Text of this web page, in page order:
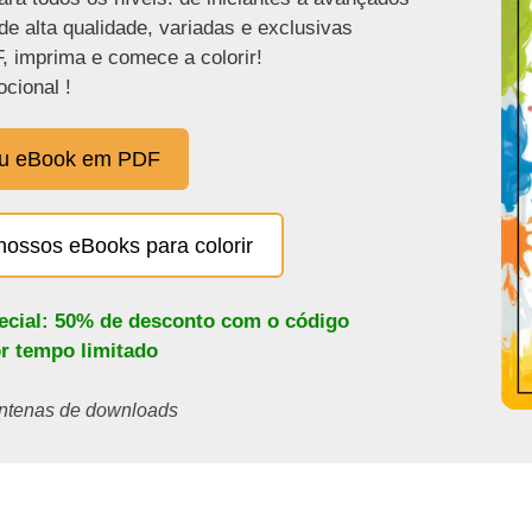
alta qualidade, variadas e exclusivas
imprima e comece a colorir!
!
eBook em PDF
eBooks para colorir
50% de desconto com o código
tempo limitado
de downloads